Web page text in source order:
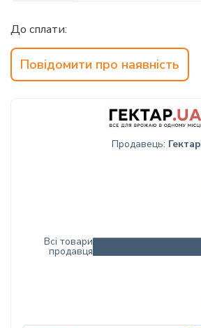
До сплати:
Повідомити про наявність
Продавець: Гектар
Всі товари
продавця